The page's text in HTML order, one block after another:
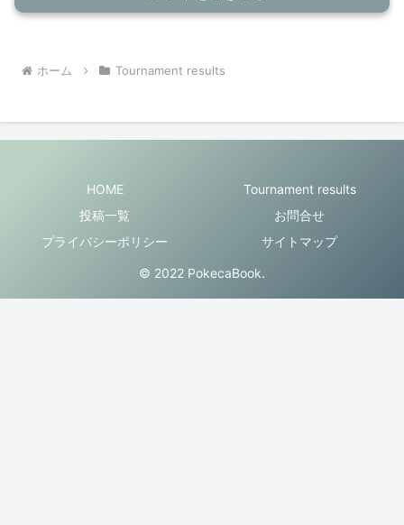
ホーム Tournament results
HOME
Tournament results
投稿一覧
お問合せ
プライバシーポリシー
サイトマップ
© 2022 PokecaBook.